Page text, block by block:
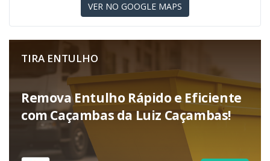
VER NO GOOGLE MAPS
TIRA ENTULHO
Remova Entulho Rápido e Eficiente
com Caçambas da Luiz Caçambas!